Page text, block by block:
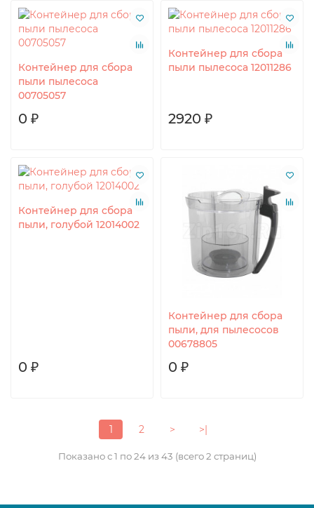
Контейнер для сбора
пыли пылесоса
00705057
0 ₽
Контейнер для сбора
пыли пылесоса 12011286
2920 ₽
Контейнер для сбора
пыли, голубой 12014002
0 ₽
Контейнер для сбора
пыли, для пылесосов
00678805
0 ₽
1 2 > >|
Показано с 1 по 24 из 43 (всего 2 страниц)